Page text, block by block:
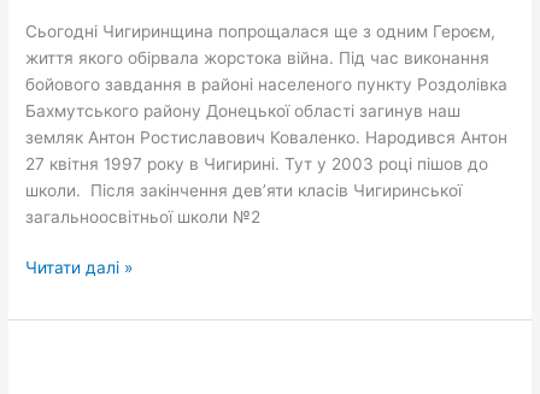
Сьогодні Чигиринщина попрощалася ще з одним Героєм,
життя якого обірвала жорстока війна. Під час виконання
бойового завдання в районі населеного пункту Роздолівка
Бахмутського району Донецької області загинув наш
земляк Антон Ростиславович Коваленко. Народився Антон
27 квітня 1997 року в Чигирині. Тут у 2003 році пішов до
школи. Після закінчення дев’яти класів Чигиринської
загальноосвітньої школи №2
із
захисником
Антоном
Коваленко
Читати далі »